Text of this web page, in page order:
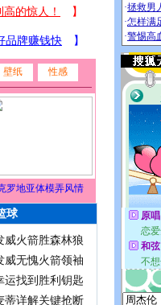
壁纸 性感
罗地亚体模弄风情
球
威火箭胜森林狼
威无愧火箭领袖
运找到胜利钥匙
蒂详解关键抢断